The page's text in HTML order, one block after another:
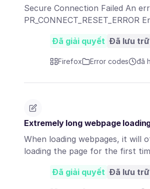
Secure Connection Failed An
PR_CONNECT_RESET_ERROR
Đã giải quyết Đã lưu trữ
Firefox Error codes đã
Extremely long webpage
When loading webpages, it will
loading the page for the first
Đã giải quyết Đã lưu trữ